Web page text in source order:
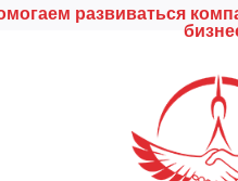
развиваться